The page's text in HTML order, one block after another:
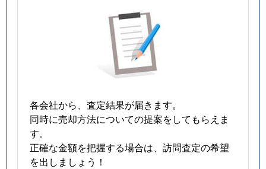
各会社から、査定結果が届きます。
同時に売却方法についての提案をしてもらえま
す。
正確な金額を把握する場合は、訪問査定の希望
を出しましょう！